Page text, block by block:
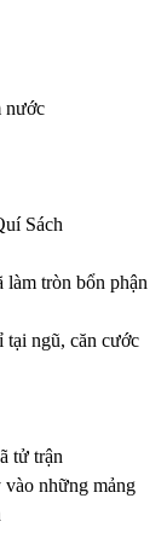
nước
Sách
làm tròn bổn phận
ngũ, căn cước
tử trận
vào những mảng